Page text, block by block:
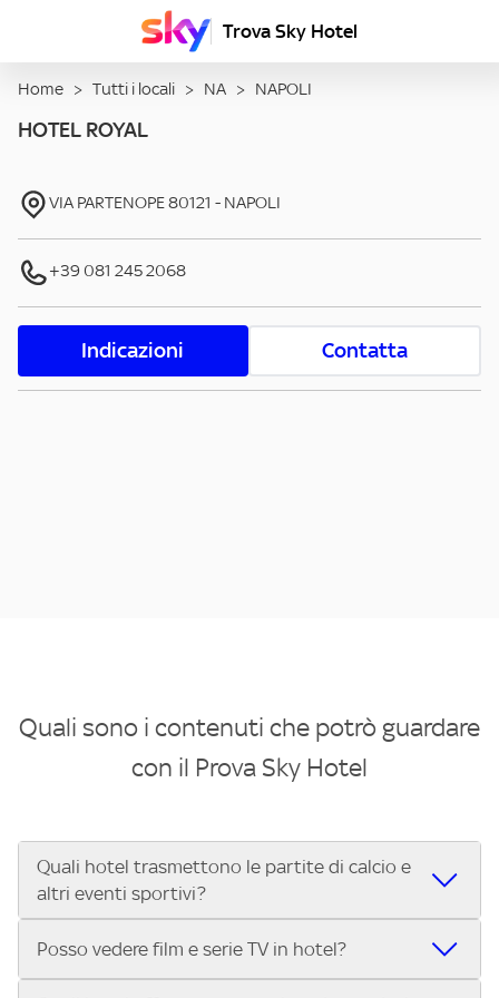
Trova Sky Hotel
Home > Tutti i locali > NA > NAPOLI
HOTEL ROYAL
VIA PARTENOPE80121 - NAPOLI
+39 081 245 2068
Indicazioni Contatta
Quali sono i contenuti che potrò guardare
con il Prova Sky Hotel
Quali hotel trasmettono le partite di calcio e
altri eventi sportivi?
Se cerchi un hotel dove poter vedere le partite di Serie A,
Posso vedere film e serie TV in hotel?